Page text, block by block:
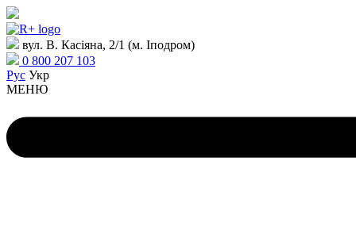
вул. В. Касіяна, 2/1 (м. Іподром)
0 800 207 103
Рус Укр
МЕНЮ